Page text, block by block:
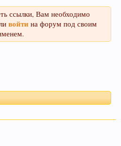
ссылки, Вам необходимо
войтина форум под своим